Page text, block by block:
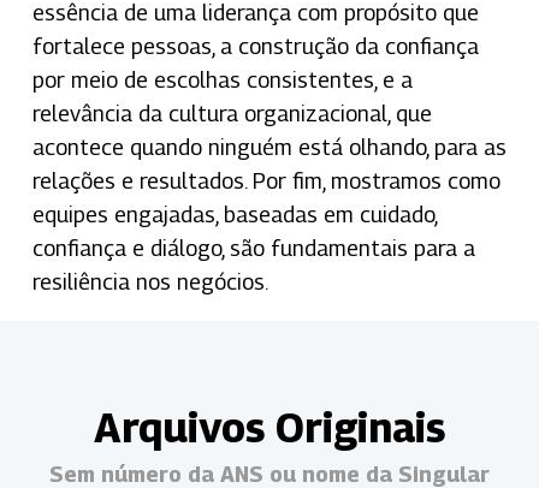
essência de uma liderança com propósito que
fortalece pessoas a construção da confiança
por meio de escolhas consistentes e a
relevância da cultura organizacional, que
acontece quando ninguém está olhando, para as
relações e resultados. Por fim, mostramos como
equipes engajadas, baseadas em cuidado,
confiança e diálogo, são fundamentais para a
resiliência nos negócios.
Arquivos Originais
Sem número da ANS ou nome da Singular